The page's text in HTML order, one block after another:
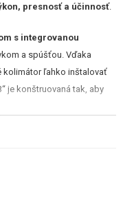
presnosť a účinnosť.
s integrovanou
a spúšťou. Vďaka
kolimátor ľahko inštalovať
je konštruovaná tak, aby
príslušenstva ako sú